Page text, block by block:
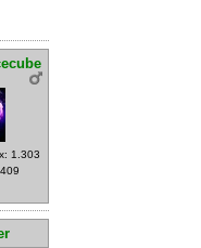
1.303